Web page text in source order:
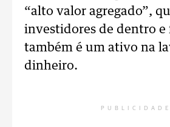
“alto valor agregado”,
investidores de dentro e
também é um ativo na
dinheiro.
PUBLICIDADE